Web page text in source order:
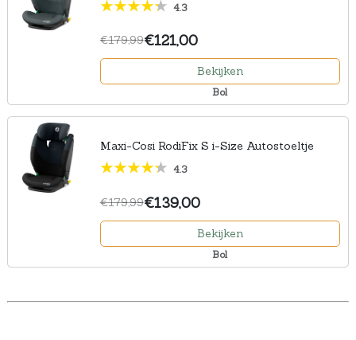
4.3
€179,99€121,00
Bekijken
Bol
Maxi-Cosi RodiFix S i-Size Autostoeltje
4.3
€179,99€139,00
Bekijken
Bol